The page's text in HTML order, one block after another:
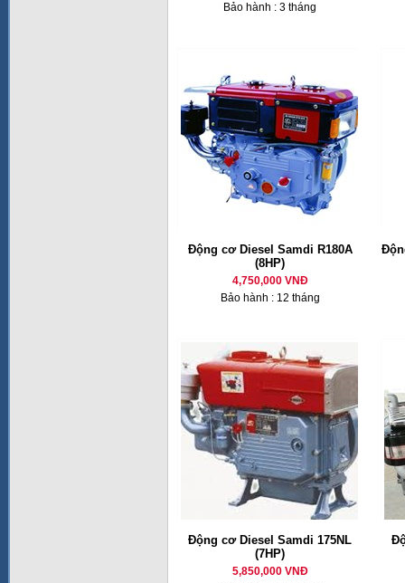
Bảo hành : 3 tháng
Động cơ Diesel Samdi R180A
(8HP)
4,750,000 VNĐ
Bảo hành : 12 tháng
Động cơ Diesel Samdi 175NL
(7HP)
5,850,000 VNĐ